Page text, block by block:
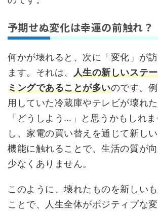
予期せぬ変化は幸運の前触れ？
何かが壊れると、次に「変化」が
ます。それは、 人生の新しいステ
ミングであることが多いのです。
用していた冷蔵庫やテレビが壊れ
「どうしよう…」と思うかもしれ
し、家電の買い替えを通じて新し
機能に触れることで、生活の質が
少なくありません。
このように、壊れたものを新しい
ことで、人生全体がポジティブな